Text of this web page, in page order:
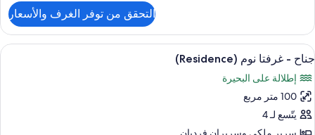
جناح
غرفة
واحدة
التحقق من توفر الغرف والأسعار
استعراض
جميع
صور
جناح
-
9
جناح - غرفتا نوم (Residence)
إطلالة على البحيرة
100 متر مربع
يتّسع لـ 4